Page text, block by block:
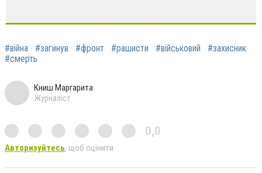
#війна #загинув #фронт #рашисти #військовий
#захисник
#смерть
Книш Маргарита
Журналіст
0,0
Авторизуйтесь, щоб оцінити